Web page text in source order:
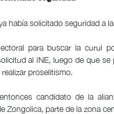
había solicitado seguridad a
para buscar la curul
al INE, luego de que
proselitismo.
candidato de la
Zongolica, parte de la zona